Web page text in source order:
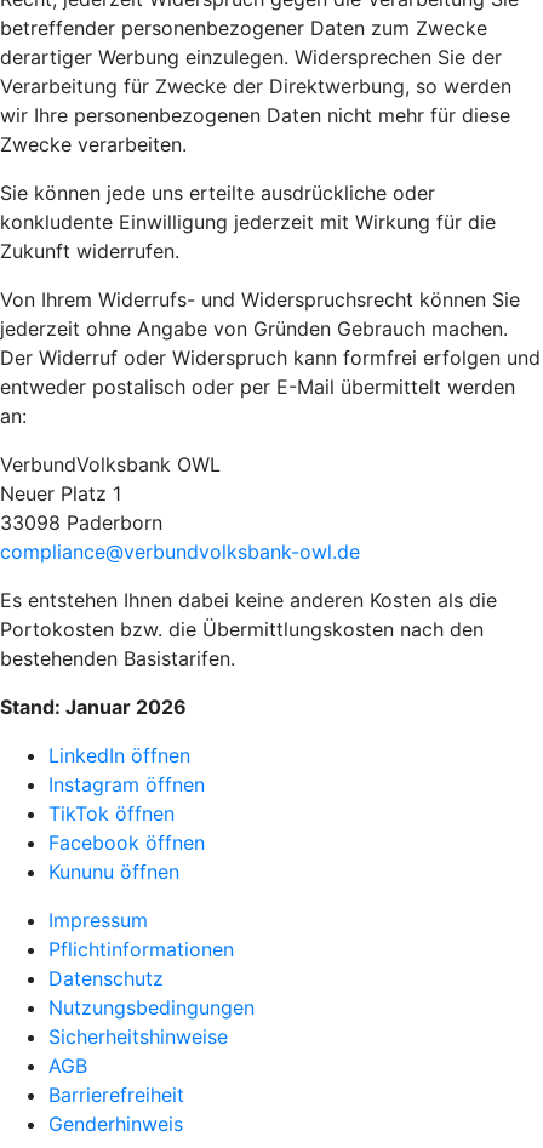
betreffender personenbezogener Daten zum Zwecke
derartiger Werbung einzulegen. Widersprechen Sie der
Verarbeitung für Zwecke der Direktwerbung, so werden
wir Ihre personenbezogenen Daten nicht mehr für diese
Zwecke verarbeiten.
Sie können jede uns erteilte ausdrückliche oder
konkludente Einwilligung jederzeit mit Wirkung für die
Zukunft widerrufen.
Von Ihrem Widerrufs- und Widerspruchsrecht können Sie
jederzeit ohne Angabe von Gründen Gebrauch machen.
Der Widerruf oder Widerspruch kann formfrei erfolgen und
entweder postalisch oder per E-Mail übermittelt werden
an:
VerbundVolksbank OWL
Neuer Platz 1
33098 Paderborn
compliance@verbundvolksbank-owl.de
Es entstehen Ihnen dabei keine anderen Kosten als die
Portokosten bzw. die Übermittlungskosten nach den
bestehenden Basistarifen.
Stand: Januar 2026
LinkedIn öffnen
Instagram öffnen
TikTok öffnen
Facebook öffnen
Kununu öffnen
Impressum
Pflichtinformationen
Datenschutz
Nutzungsbedingungen
Sicherheitshinweise
AGB
Barrierefreiheit
Genderhinweis